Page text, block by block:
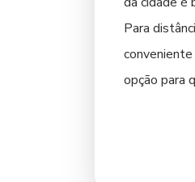
Para
opção para